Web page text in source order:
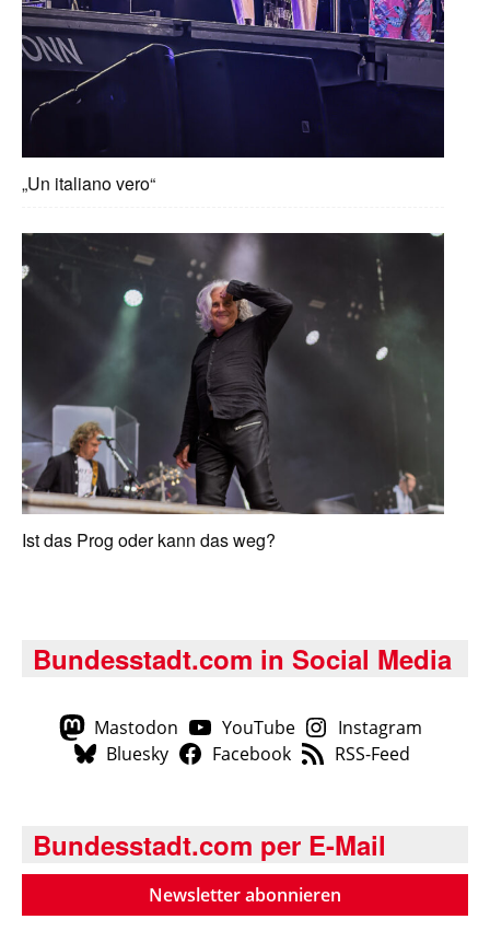
„Un italiano vero“
Ist das Prog oder kann das weg?
Bundesstadt.com in Social Media
Mastodon YouTube
Instagram
Bluesky
Facebook RSS-Feed
Bundesstadt.com per E-Mail
Newsletter abonnieren